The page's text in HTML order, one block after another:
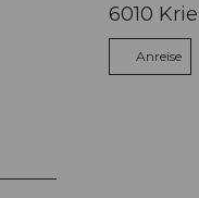
6010
Anreise